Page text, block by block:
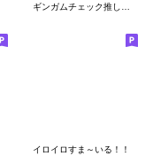
イロイロすま～いる！！